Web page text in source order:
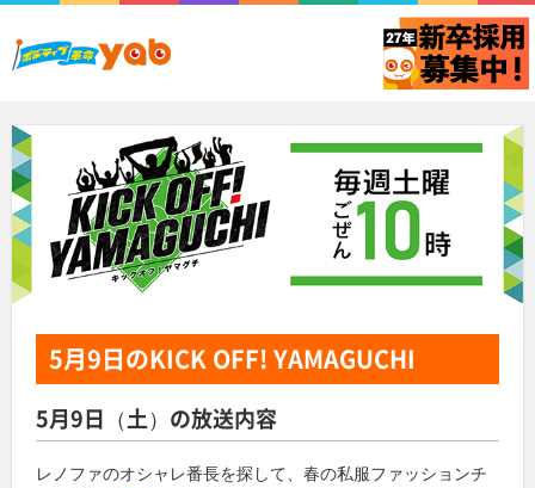
5月9日のKICK OFF! YAMAGUCHI
5月9日（土）の放送内容
レノファのオシャレ番長を探して、春の私服ファッションチ